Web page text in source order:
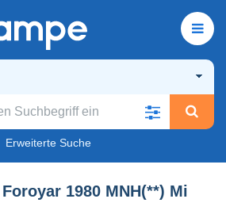
Erweiterte Suche
Foroyar 1980 MNH(**) Mi